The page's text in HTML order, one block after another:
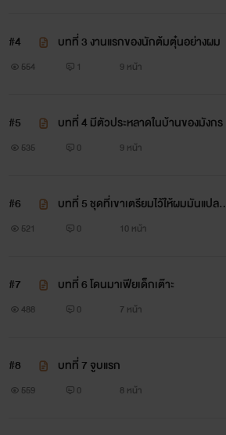
#4 บทที่ 3 งานแรกของนักต้มตุ๋นอย่างผม
554 1 9 หน้า
#5 บทที่ 4 มีตัวประหลาดในบ้านของมังกร
535 0 9 หน้า
#6
บทที่ 5 ชุดที่เขาเตรียมไว้ให้ผมมันแปลก
521 0 10 หน้า
#7 บทที่ 6 โดนมาเฟียเด็กเต๊าะ
488 0 7 หน้า
#8 บทที่ 7 จูบแรก
559 0 8 หน้า